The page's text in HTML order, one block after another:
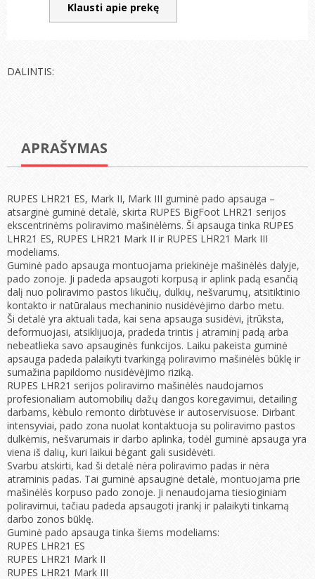
Klausti apie prekę
DALINTIS:
APRAŠYMAS
RUPES LHR21 ES, Mark II, Mark III guminė pado apsauga –
atsarginė guminė detalė, skirta RUPES BigFoot LHR21 serijos
ekscentrinėms poliravimo mašinėlėms. Ši apsauga tinka RUPES
LHR21 ES, RUPES LHR21 Mark II ir RUPES LHR21 Mark III
modeliams.
Guminė pado apsauga montuojama priekinėje mašinėlės dalyje,
pado zonoje. Ji padeda apsaugoti korpusą ir aplink padą esančią
dalį nuo poliravimo pastos likučių, dulkių, nešvarumų, atsitiktinio
kontakto ir natūralaus mechaninio nusidėvėjimo darbo metu.
Ši detalė yra aktuali tada, kai sena apsauga susidėvi, įtrūksta,
deformuojasi, atsiklijuoja, pradeda trintis į atraminį padą arba
nebeatlieka savo apsauginės funkcijos. Laiku pakeista guminė
apsauga padeda palaikyti tvarkingą poliravimo mašinėlės būklę ir
sumažina papildomo nusidėvėjimo riziką.
RUPES LHR21 serijos poliravimo mašinėlės naudojamos
profesionaliam automobilių dažų dangos koregavimui, detailing
darbams, kėbulo remonto dirbtuvėse ir autoservisuose. Dirbant
intensyviai, pado zona nuolat kontaktuoja su poliravimo pastos
dulkėmis, nešvarumais ir darbo aplinka, todėl guminė apsauga yra
viena iš dalių, kuri laikui bėgant gali susidėvėti.
Svarbu atskirti, kad ši detalė nėra poliravimo padas ir nėra
atraminis padas. Tai guminė apsauginė detalė, montuojama prie
mašinėlės korpuso pado zonoje. Ji nenaudojama tiesioginiam
poliravimui, tačiau padeda apsaugoti įrankį ir palaikyti tinkamą
darbo zonos būklę.
Guminė pado apsauga tinka šiems modeliams:
RUPES LHR21 ES
RUPES LHR21 Mark II
RUPES LHR21 Mark III